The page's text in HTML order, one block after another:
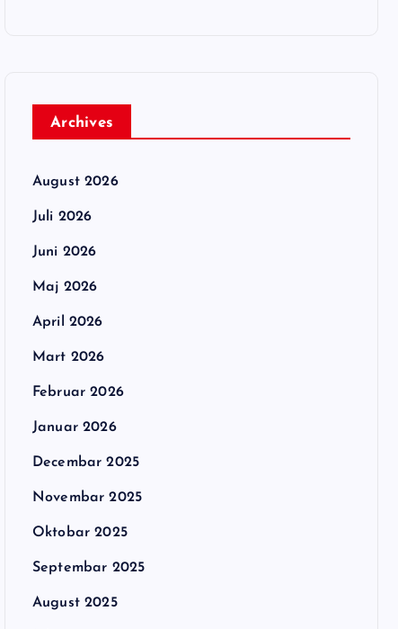
Archives
August 2026
Juli 2026
Juni 2026
Maj 2026
April 2026
Mart 2026
Februar 2026
Januar 2026
Decembar 2025
Novembar 2025
Oktobar 2025
Septembar 2025
August 2025